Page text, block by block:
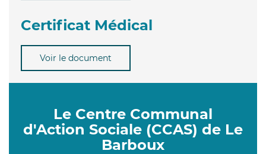
Certificat Médical
Voir le document
Le Centre Communal
d'Action Sociale (CCAS) de Le
Barboux